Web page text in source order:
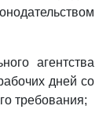
агентства
дней со
требования;